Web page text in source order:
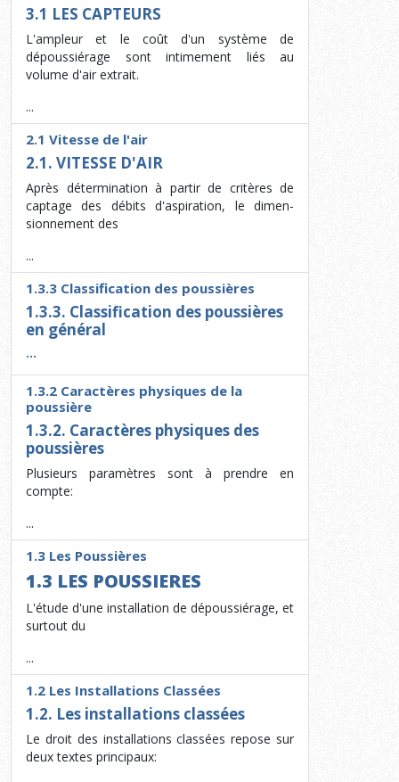
3.1 LES CAPTEURS
L'ampleur et le coût d'un système de
dépoussiérage sont intimement liés au
volume d'air extrait.
...
2.1 Vitesse de l'air
2.1. VITESSE D'AIR
Après détermination à partir de critères de
captage des débits d'aspiration, le dimen­
sionnement des
...
1.3.3 Classification des poussières
1.3.3. Classification des poussières
en général
...
1.3.2 Caractères physiques de la
poussière
1.3.2. Caractères physiques des
poussières
Plusieurs paramètres sont à prendre en
compte:
...
1.3 Les Poussières
1.3 LES POUSSIERES
L'étude d'une installation de dépoussiérage, et
sur­tout du
...
1.2 Les Installations Classées
1.2. Les installations classées
Le droit des installations classées repose sur
deux textes principaux: